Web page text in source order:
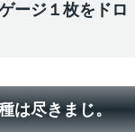
ージ１枚をドロ
は尽きまじ。